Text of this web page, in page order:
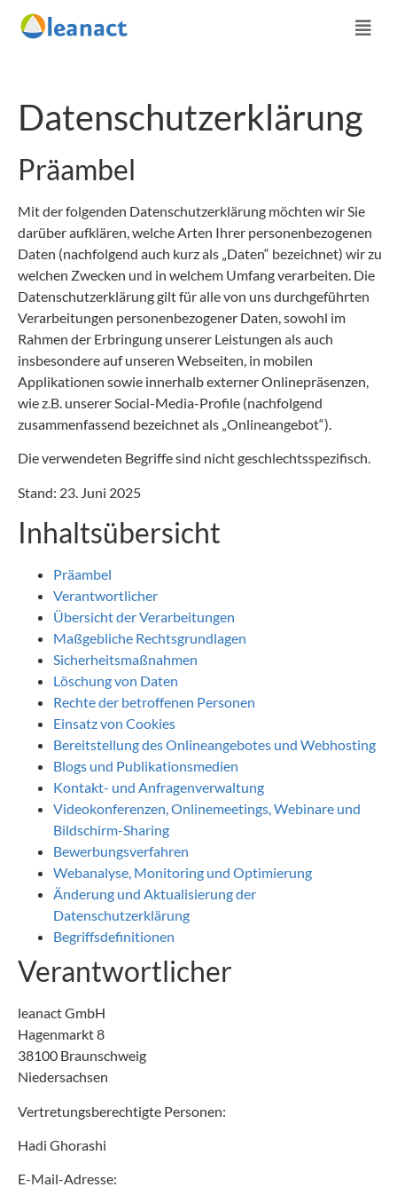
Datenschutzerklärung
Präambel
Mit der folgenden Datenschutzerklärung möchten wir Sie
darüber aufklären, welche Arten Ihrer personenbezogenen
Daten (nachfolgend auch kurz als „Daten“ bezeichnet) wir zu
welchen Zwecken und in welchem Umfang verarbeiten. Die
Datenschutzerklärung gilt für alle von uns durchgeführten
Verarbeitungen personenbezogener Daten, sowohl im
Rahmen der Erbringung unserer Leistungen als auch
insbesondere auf unseren Webseiten, in mobilen
Applikationen sowie innerhalb externer Onlinepräsenzen,
wie z.B. unserer Social-Media-Profile (nachfolgend
zusammenfassend bezeichnet als „Onlineangebot“).
Die verwendeten Begriffe sind nicht geschlechtsspezifisch.
Stand: 23. Juni 2025
Inhaltsübersicht
Präambel
Verantwortlicher
Übersicht der Verarbeitungen
Maßgebliche Rechtsgrundlagen
Sicherheitsmaßnahmen
Löschung von Daten
Rechte der betroffenen Personen
Einsatz von Cookies
Bereitstellung des Onlineangebotes und Webhosting
Blogs und Publikationsmedien
Kontakt- und Anfragenverwaltung
Videokonferenzen, Onlinemeetings, Webinare und
Bildschirm-Sharing
Bewerbungsverfahren
Webanalyse, Monitoring und Optimierung
Änderung und Aktualisierung der
Datenschutzerklärung
Begriffsdefinitionen
Verantwortlicher
leanact GmbH
Hagenmarkt 8
38100 Braunschweig
Niedersachsen
Vertretungsberechtigte Personen:
Hadi Ghorashi
E-Mail-Adresse: